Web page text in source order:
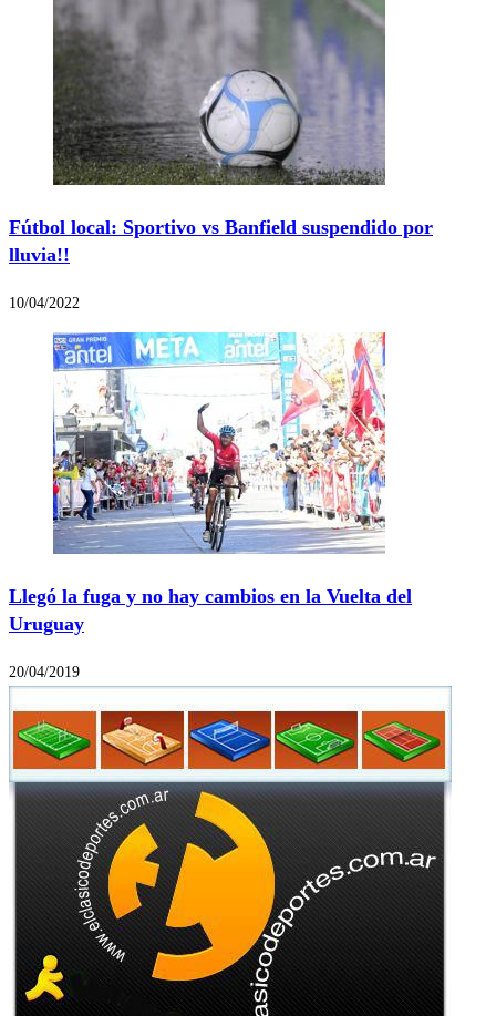
Fútbol local: Sportivo vs Banfield suspendido por
lluvia!!
10/04/2022
Llegó la fuga y no hay cambios en la Vuelta del
Uruguay
20/04/2019